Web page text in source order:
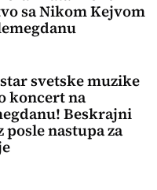
sa Nikom Kejvom
svetske muzike
koncert na
Beskrajni
posle nastupa za